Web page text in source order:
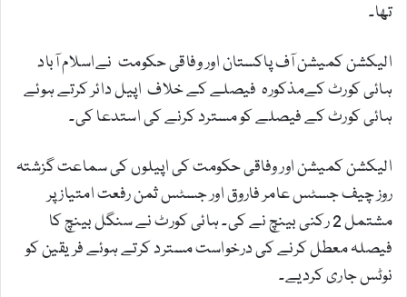
تھا۔
الیکشن کمیشن آف پاکستان اور وفاقی حکومت نےاسلام آباد
ہائی کورٹ کےمذکورہ فیصلے کے خلاف اپیل دائر کرتے ہوئے
ہائی کورٹ کے فیصلے کو مسترد کرنے کی استدعا کی۔
الیکشن کمیشن اور وفاقی حکومت کی اپیلوں کی سماعت گزشتہ
روز چیف جسٹس عامر فاروق اور جسٹس ثمن رفعت امتیاز پر
مشتمل 2 رکنی بینچ نے کی۔ ہائی کورٹ نے سنگل بینچ کا
فیصلہ معطل کرنے کی درخواست مسترد کرتے ہوئے فریقین کو
نوٹس جاری کردیے۔